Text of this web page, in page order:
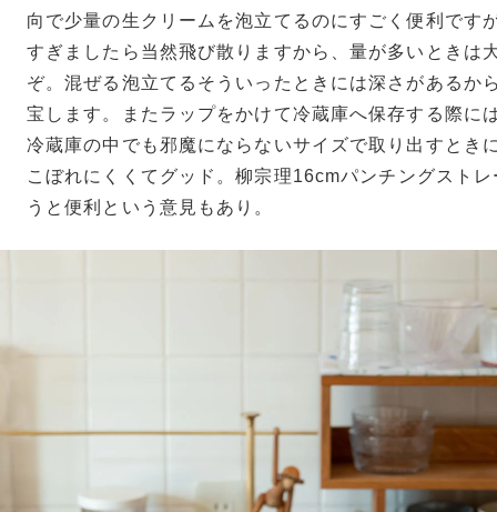
向で少量の生クリームを泡立てるのにすごく便利です
すぎましたら当然飛び散りますから、量が多いときは
ぞ。混ぜる泡立てるそういったときには深さがあるか
宝します。またラップをかけて冷蔵庫へ保存する際に
冷蔵庫の中でも邪魔にならないサイズで取り出すとき
こぼれにくくてグッド。柳宗理16cmパンチングスト
うと便利という意見もあり。